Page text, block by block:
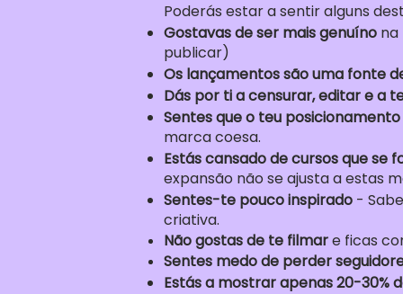
Poderás estar a sentir alguns
Gostavas de ser mais genuíno na
publicar)
Os lançamentos são uma fonte
Dás por ti a censurar, editar e a
Sentes que o teu
marca coesa.
Estás cansado de cursos que se
expansão não se ajusta a estas
Sentes-te pouco inspirado -
criativa.
Não gostas de te filmare ficas
Sentes medo de perder
Estás a mostrar apenas 20-30%